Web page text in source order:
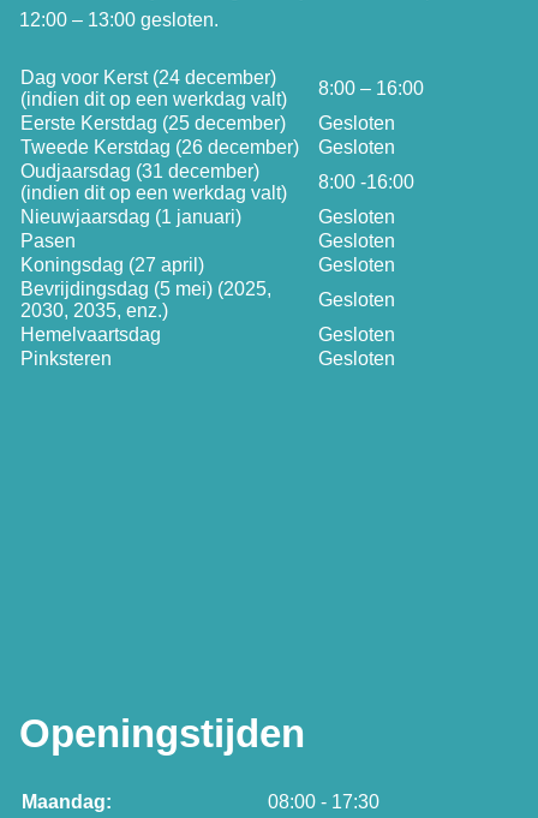
12:00 – 13:00 gesloten.
Dag voor Kerst (24 december)
(indien dit op een werkdag valt)
8:00 – 16:00
Eerste Kerstdag (25 december)
Gesloten
Tweede Kerstdag (26 december)
Gesloten
Oudjaarsdag (31 december)
(indien dit op een werkdag valt)
8:00 -16:00
Nieuwjaarsdag (1 januari)
Gesloten
Pasen
Gesloten
Koningsdag (27 april)
Gesloten
Bevrijdingsdag (5 mei) (2025,
2030, 2035, enz.)
Gesloten
Hemelvaartsdag
Gesloten
Pinksteren
Gesloten
Openingstijden
Maandag:
08:00 - 17:30